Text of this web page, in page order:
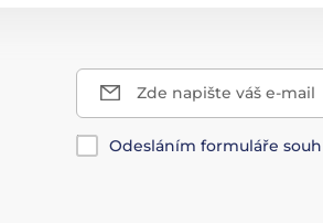
Zde napište váš e-mail
Odesláním formuláře